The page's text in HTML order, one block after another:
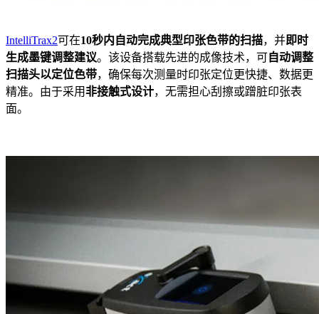
IntelliTrax2可在10秒内自动完成典型印张色带的扫描，并即时
生成墨键调整建议。该设备搭载先进的成像技术，可
自动调整
扫描头以定位色带，确保每次测量时印张定位更快捷、数据更
精准。由于采用非接触式设计，无需担心刮擦或蹭脏印张表
面。